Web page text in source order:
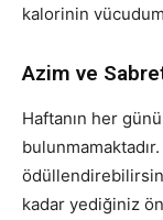
kalorinin
Azim ve
Haftanın her
kadar yediğiniz